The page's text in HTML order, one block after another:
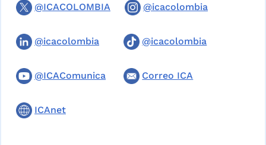
@ICACOLOMBIA @icacolombia
@icacolombia @icacolombia
@ICAComunica Correo ICA
ICAnet